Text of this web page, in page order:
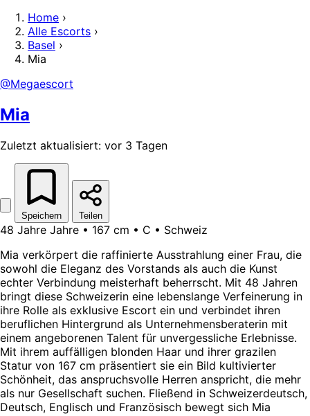
Home ›
Alle Escorts ›
Basel ›
Mia
@Megaescort
Mia
Zuletzt aktualisiert: vor 3 Tagen
Speichern Teilen
48 Jahre Jahre • 167 cm • C • Schweiz
Mia verkörpert die raffinierte Ausstrahlung einer Frau, die
sowohl die Eleganz des Vorstands als auch die Kunst
echter Verbindung meisterhaft beherrscht. Mit 48 Jahren
bringt diese Schweizerin eine lebenslange Verfeinerung in
ihre Rolle als exklusive Escort ein und verbindet ihren
beruflichen Hintergrund als Unternehmensberaterin mit
einem angeborenen Talent für unvergessliche Erlebnisse.
Mit ihrem auffälligen blonden Haar und ihrer grazilen
Statur von 167 cm präsentiert sie ein Bild kultivierter
Schönheit, das anspruchsvolle Herren anspricht, die mehr
als nur Gesellschaft suchen. Fließend in Schweizerdeutsch,
Deutsch, Englisch und Französisch bewegt sich Mia